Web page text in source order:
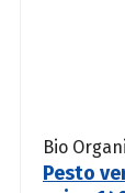
Bio
Pesto